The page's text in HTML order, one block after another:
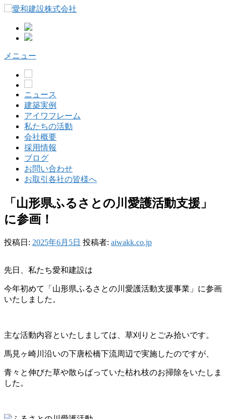
へ
メニュー
ニュース
建築実例
アイワフレーム
私たちの活動
会社概要
採用情報
ブログ
お問い合わせ
お取引各社の皆様へ
「山形県ふるさとの川愛護活動支援」
に参画！
投稿日: 2025年6月5日 投稿者: aiwakk.co.jp
先日、私たち愛和建設は
今年初めて「山形県ふるさとの川愛護活動支援事業」に参画
いたしました。
主な活動内容といたしましては、草刈りとごみ拾いです。
馬見ヶ崎川沿いの下唐松橋下流周辺で実施したのですが、
青々と伸びた草や散らばっていた枯れ枝のお掃除をいたしま
した。